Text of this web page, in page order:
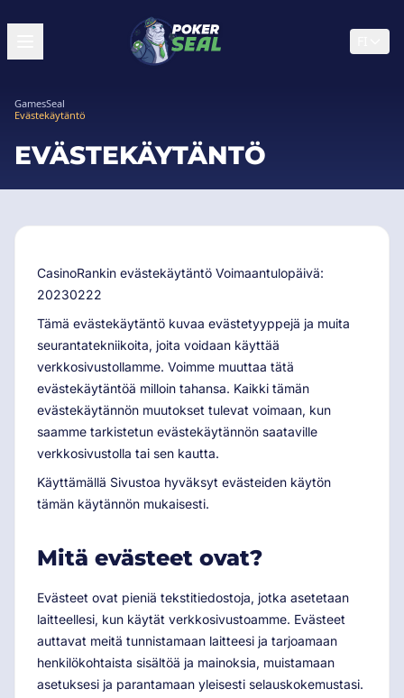
GamesSeal
Evästekäytäntö
EVÄSTEKÄYTÄNTÖ
CasinoRankin evästekäytäntö Voimaantulopäivä:
20230222
Tämä evästekäytäntö kuvaa evästetyyppejä ja muita
seurantatekniikoita, joita voidaan käyttää
verkkosivustollamme. Voimme muuttaa tätä
evästekäytäntöä milloin tahansa. Kaikki tämän
evästekäytännön muutokset tulevat voimaan, kun
saamme tarkistetun evästekäytännön saataville
verkkosivustolla tai sen kautta.
Käyttämällä Sivustoa hyväksyt evästeiden käytön
tämän käytännön mukaisesti.
Mitä evästeet ovat?
Evästeet ovat pieniä tekstitiedostoja, jotka asetetaan
laitteellesi, kun käytät verkkosivustoamme. Evästeet
auttavat meitä tunnistamaan laitteesi ja tarjoamaan
henkilökohtaista sisältöä ja mainoksia, muistamaan
asetuksesi ja parantamaan yleisesti selauskokemustasi.